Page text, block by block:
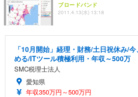
ブロードバンド
2011.4.13(水) 13:18
「10月開始」経理・財務/土日祝休み/
める/ITツール積極利用・年収～500万
SMC税理士法人
愛知県
年収350万円～500万円